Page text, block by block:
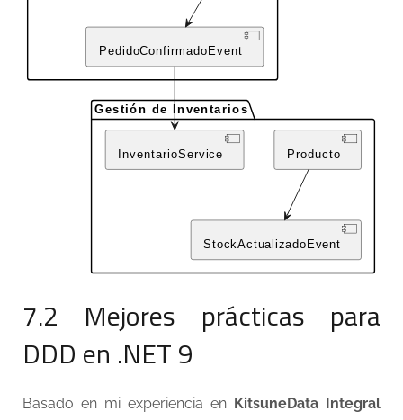
7.2 Mejores prácticas para
DDD en .NET 9
Basado en mi experiencia en KitsuneData Integral